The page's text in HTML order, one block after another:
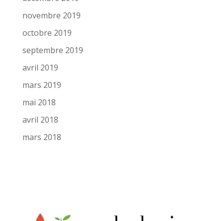
novembre 2019
octobre 2019
septembre 2019
avril 2019
mars 2019
mai 2018
avril 2018
mars 2018